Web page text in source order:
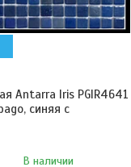
Antarra Iris PGIR4641
синяя с
В наличии